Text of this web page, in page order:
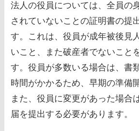
法人の役員については、全員の
されていないことの証明書の提
す。これは、役員が成年被後見
いこと、また破産者でないこと
す。役員が多数いる場合は、書
時間がかかるため、早期の準備
また、役員に変更があった場合
届を提出する必要があります。